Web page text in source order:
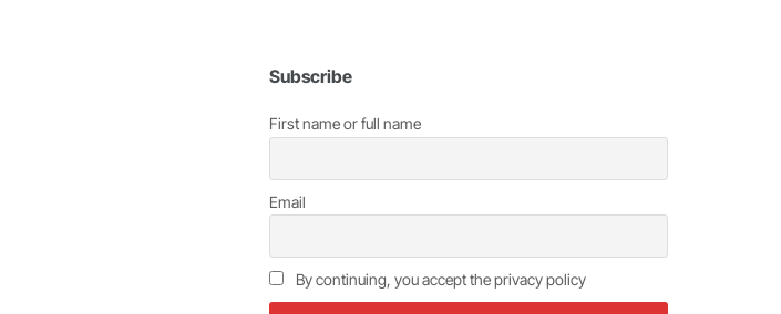
Subscribe
First name or full name
Email
By continuing, you accept the privacy policy